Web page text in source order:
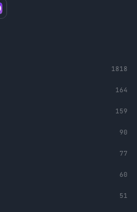
1818
164
159
90
77
60
51